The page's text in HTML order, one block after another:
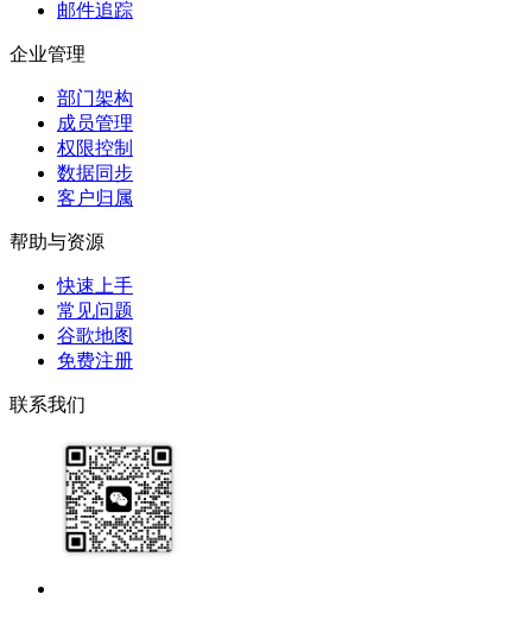
邮件追踪
企业管理
部门架构
成员管理
权限控制
数据同步
客户归属
帮助与资源
快速上手
常见问题
谷歌地图
免费注册
联系我们